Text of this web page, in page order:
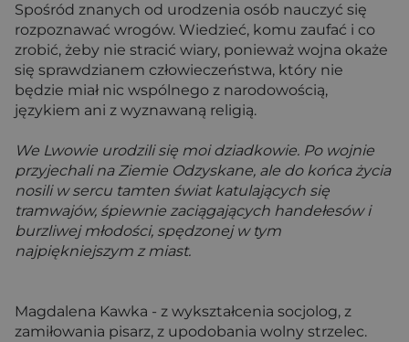
Spośród znanych od urodzenia osób nauczyć się
rozpoznawać wrogów. Wiedzieć, komu zaufać i co
zrobić, żeby nie stracić wiary, ponieważ wojna okaże
się sprawdzianem człowieczeństwa, który nie
będzie miał nic wspólnego z narodowością,
językiem ani z wyznawaną religią.
We Lwowie urodzili się moi dziadkowie. Po wojnie
przyjechali na Ziemie Odzyskane, ale do końca życia
nosili w sercu tamten świat katulających się
tramwajów, śpiewnie zaciągających handełesów i
burzliwej młodości, spędzonej w tym
najpiękniejszym z miast.
Magdalena Kawka - z wykształcenia socjolog, z
zamiłowania pisarz, z upodobania wolny strzelec.